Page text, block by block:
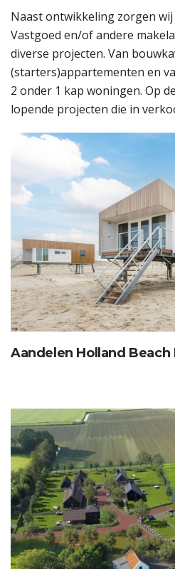
Naast ontwikkeling zorgen
Vastgoed en/of andere
diverse projecten. Van
(starters)appartementen en
2 onder 1 kap woningen. Op
lopende projecten die in
Aandelen Holland Beach